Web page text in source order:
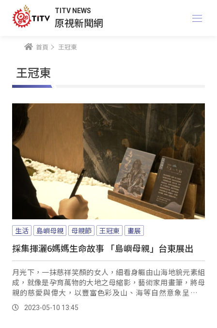
TITV NEWS
原視新聞網
首頁 王冠東
王冠東
生活 島嶼母親 母親節 王冠東 畫展
採集揮灑6媽媽生命故事 「島嶼母親」台東展出
月光下，一抹慈祥笑顏的女人，細看身軀由山海地貌元素組
成，就像是孕育萬物的大地之母縮影，藝術家用畫筆，將母
親的慈愛與偉大，以豐富色彩及山、海等自然意象呈現出
來，述說著母親就像是一座座島嶼，有著各自不同的生命故
事，而細膩的筆觸，也讓畫中的主角驚嘆不已。
2023-05-10 13:45